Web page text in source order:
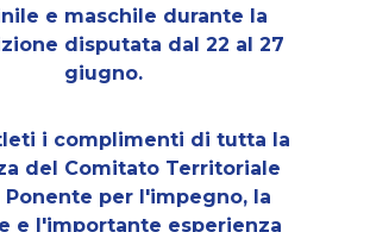
e maschile durante la
disputata dal 22 al 27
giugno.
i complimenti di tutta la
del Comitato Territoriale
Ponente per l'impegno, la
e l'importante esperienza